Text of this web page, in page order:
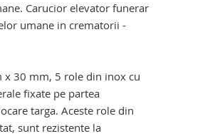
Carucior elevator funerar
umane in crematorii -
30 mm, 5 role din inox cu
fixate pe partea
targa. Aceste role din
sunt rezistente la